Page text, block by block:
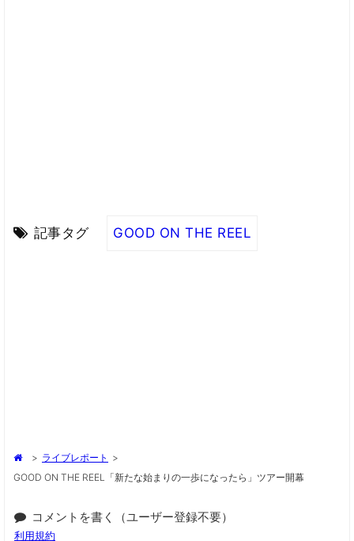
記事タグ GOOD ON THE REEL
> ライブレポート >
GOOD ON THE REEL「新たな始まりの一歩になったら」ツアー開幕
コメントを書く（ユーザー登録不要）